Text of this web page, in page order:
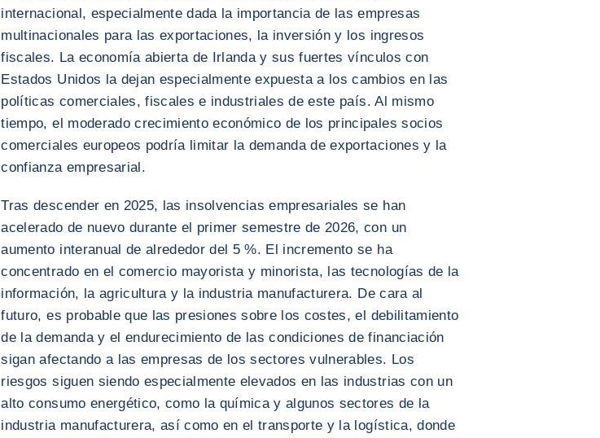
internacional, especialmente dada la importancia de las empresas
multinacionales para las exportaciones, la inversión y los ingresos
fiscales. La economía abierta de Irlanda y sus fuertes vínculos con
Estados Unidos la dejan especialmente expuesta a los cambios en las
políticas comerciales, fiscales e industriales de este país. Al mismo
tiempo, el moderado crecimiento económico de los principales socios
comerciales europeos podría limitar la demanda de exportaciones y la
confianza empresarial.
Tras descender en 2025, las insolvencias empresariales se han
acelerado de nuevo durante el primer semestre de 2026, con un
aumento interanual de alrededor del 5 %. El incremento se ha
concentrado en el comercio mayorista y minorista, las tecnologías de la
información, la agricultura y la industria manufacturera. De cara al
futuro, es probable que las presiones sobre los costes, el debilitamiento
de la demanda y el endurecimiento de las condiciones de financiación
sigan afectando a las empresas de los sectores vulnerables. Los
riesgos siguen siendo especialmente elevados en las industrias con un
alto consumo energético, como la química y algunos sectores de la
industria manufacturera, así como en el transporte y la logística, donde